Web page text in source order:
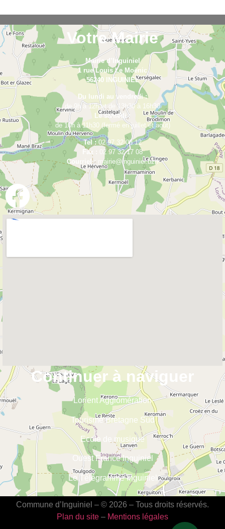
Votre Mairie
Mairie d’Inguiniel
1 rue Louis Le Moënic
56240 INGUINIEL
Du lundi au vendredi :
de 9h à 12h et de 13h30 à 16h30
Le samedi :
de 10h à 11h30 (fermé en juillet et août)
Tel : 02 97 32 08 12
Fax :
02 97 32 17 08
Courriel : mairie@inguiniel.bzh
Continuer à naviguer
Lorient Agglomération
Tourisme Bretagne Sud
Ecole de musique
Ouest France Inguiniel
Le Télégramme Inguiniel
Commune d’Inguiniel – © 2026 – Tous droits réservés.
Plan du site – Mentions légales